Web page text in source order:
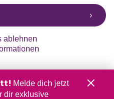
ablehnen
Melde dich jetzt
dir exklusive